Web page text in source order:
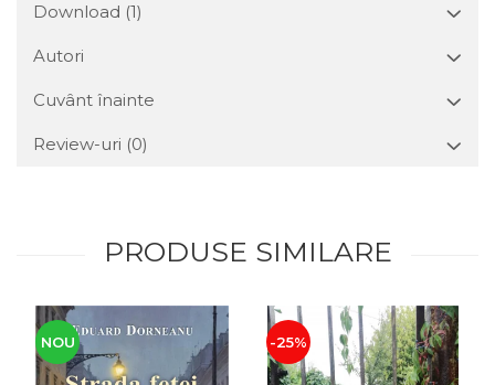
Download (1)
Autori
Cuvânt înainte
Review-uri (0)
PRODUSE SIMILARE
NOU -25%